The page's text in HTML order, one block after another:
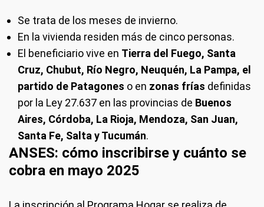
Se trata de los meses de invierno.
En la vivienda residen más de cinco personas.
El beneficiario vive en Tierra del Fuego, Santa
Cruz, Chubut, Río Negro, Neuquén, La Pampa, el
partido de Patagones o en zonas frías definidas
por la Ley 27.637 en las provincias de Buenos
Aires, Córdoba, La Rioja, Mendoza, San Juan,
Santa Fe, Salta y Tucumán.
ANSES: cómo inscribirse y cuánto se
cobra en mayo 2025